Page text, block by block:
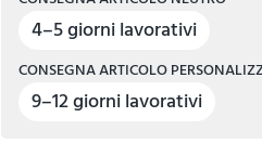
4–5 giorni lavorativi
CONSEGNA ARTICOLO
9–12 giorni lavorativi